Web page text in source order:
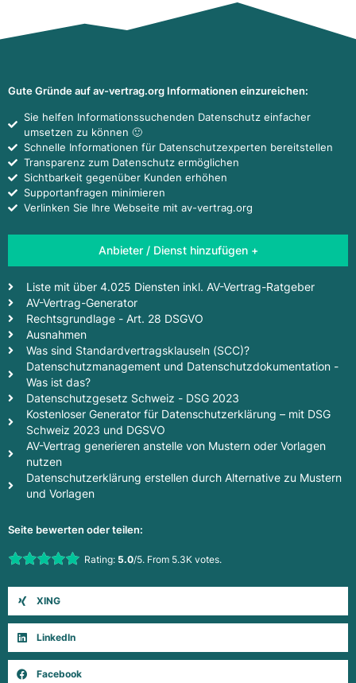
Gute Gründe auf av-vertrag.org Informationen einzureichen:
Sie helfen Informationssuchenden Datenschutz einfacher
umsetzen zu können 🙂
Schnelle Informationen für Datenschutzexperten bereitstellen
Transparenz zum Datenschutz ermöglichen
Sichtbarkeit gegenüber Kunden erhöhen
Supportanfragen minimieren
Verlinken Sie Ihre Webseite mit av-vertrag.org
Anbieter / Dienst hinzufügen +
Liste mit über 4.025 Diensten inkl. AV-Vertrag-Ratgeber
AV-Vertrag-Generator
Rechtsgrundlage - Art. 28 DSGVO
Ausnahmen
Was sind Standardvertragsklauseln (SCC)?
Datenschutzmanagement und Datenschutzdokumentation -
Was ist das?
Datenschutzgesetz Schweiz - DSG 2023
Kostenloser Generator für Datenschutzerklärung – mit DSG
Schweiz 2023 und DGSVO
AV-Vertrag generieren anstelle von Mustern oder Vorlagen
nutzen
Datenschutzerklärung erstellen durch Alternative zu Mustern
und Vorlagen
Seite bewerten oder teilen:
Rate this item:Rating: 5.0/5. From 5.3K votes.
XING
LinkedIn
Facebook